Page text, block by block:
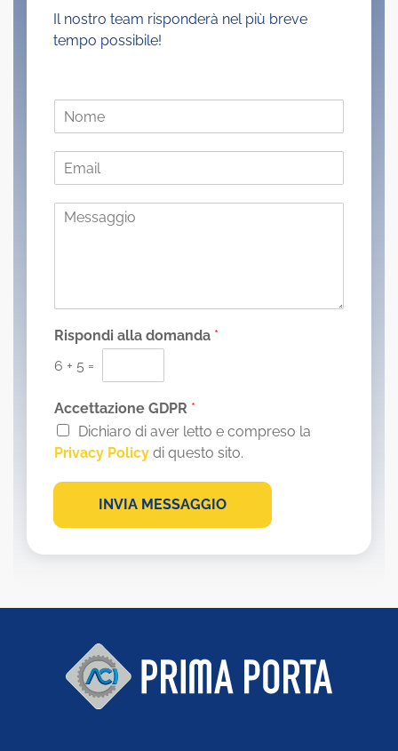
Il nostro team risponderà nel più breve
tempo possibile!
m
M
i
*
Rispondi alla domanda *
6 + 5 =
Accettazione GDPR *
Dichiaro di aver letto e compreso la
Privacy Policy di questo sito.
INVIA MESSAGGIO